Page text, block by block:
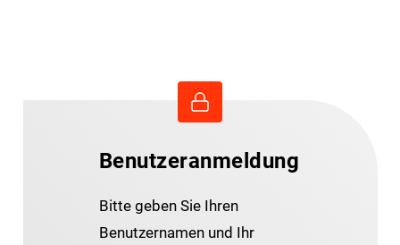
Benutzeranmeldung
Bitte geben Sie Ihren
Benutzernamen und Ihr